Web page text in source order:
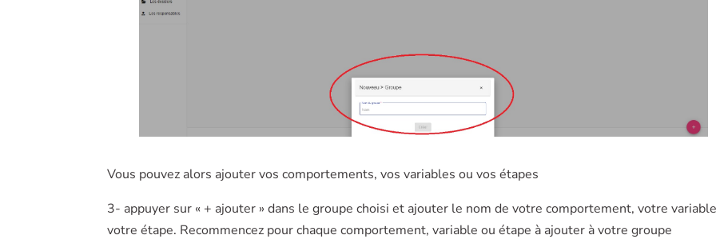
Vous pouvez alors ajouter vos comportements, vos variables ou vos étapes
3- appuyer sur « + ajouter » dans le groupe choisi et ajouter le nom de votre comportement, votre
votre étape. Recommencez pour chaque comportement, variable ou étape à ajouter à votre groupe